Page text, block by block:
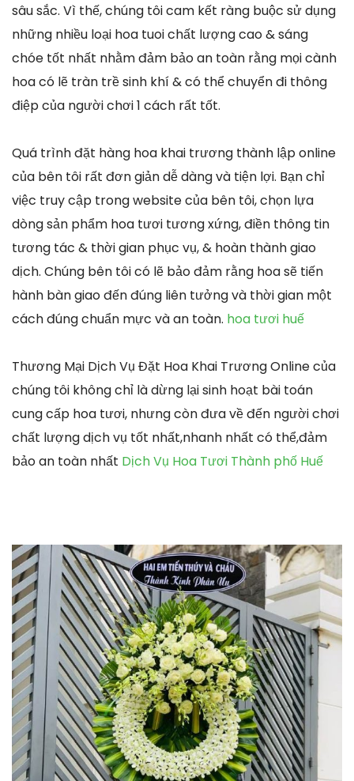
sâu sắc. Vì thế, chúng tôi cam kết ràng buộc sử dụng
những nhiều loại hoa tuoi chất lượng cao & sáng
chóe tốt nhất nhằm đảm bảo an toàn rằng mọi cành
hoa có lẽ tràn trề sinh khí & có thể chuyển đi thông
điệp của người chơi 1 cách rất tốt.
Quá trình đặt hàng hoa khai trương thành lập online
của bên tôi rất đơn giản dễ dàng và tiện lợi. Bạn chỉ
việc truy cập trong website của bên tôi, chọn lựa
dòng sản phẩm hoa tươi tương xứng, điền thông tin
tương tác & thời gian phục vụ, & hoàn thành giao
dịch. Chúng bên tôi có lẽ bảo đảm rằng hoa sẽ tiến
hành bàn giao đến đúng liên tưởng và thời gian một
cách đúng chuẩn mực và an toàn. hoa tươi huế
Thương Mại Dịch Vụ Đặt Hoa Khai Trương Online của
chúng tôi không chỉ là dừng lại sinh hoạt bài toán
cung cấp hoa tươi, nhưng còn đưa về đến người chơi
chất lượng dịch vụ tốt nhất,nhanh nhất có thể,đảm
bảo an toàn nhất Dịch Vụ Hoa Tươi Thành phố Huế